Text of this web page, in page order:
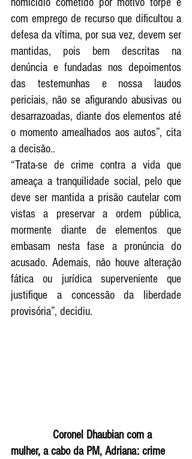
com emprego de recurso que dificultou a
defesa da vítima, por sua vez, devem ser
mantidas, pois bem descritas na
denúncia e fundadas nos depoimentos
das testemunhas e nossa laudos
periciais, não se afigurando abusivas ou
desarrazoadas, diante dos elementos até
o momento amealhados aos autos”, cita
a decisão..
“Trata-se de crime contra a vida que
ameaça a tranquilidade social, pelo que
deve ser mantida a prisão cautelar com
vistas a preservar a ordem pública,
mormente diante de elementos que
embasam nesta fase a pronúncia do
acusado. Ademais, não houve alteração
fática ou jurídica superveniente que
justifique a concessão da liberdade
provisória”, decidiu.
mulher, a cabo da PM, Adriana: crime